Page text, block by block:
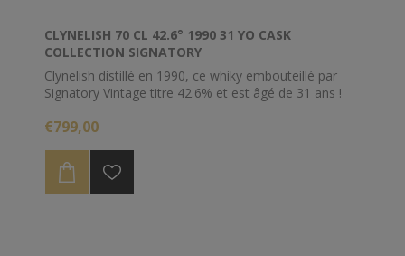
CLYNELISH 70 CL 42.6° 1990 31 YO CASK
COLLECTION SIGNATORY
Clynelish distillé en 1990, ce whiky embouteillé par
Signatory Vintage titre 42.6% et est âgé de 31 ans !
€799,00